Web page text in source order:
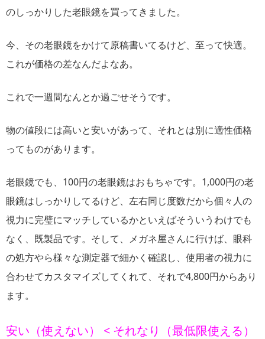
のしっかりした老眼鏡を買ってきました。
今、その老眼鏡をかけて原稿書いてるけど、至って快適。
これが価格の差なんだよなあ。
これで一週間なんとか過ごせそうです。
物の値段には高いと安いがあって、それとは別に適性価格
ってものがあります。
老眼鏡でも、100円の老眼鏡はおもちゃです。1,000円の老
眼鏡はしっかりしてるけど、左右同じ度数だから個々人の
視力に完璧にマッチしているかといえばそういうわけでも
なく、既製品です。そして、メガネ屋さんに行けば、眼科
の処方やら様々な測定器で細かく確認し、使用者の視力に
合わせてカスタマイズしてくれて、それで4,800円からあり
ます。
安い（使えない） < それなり（最低限使える）